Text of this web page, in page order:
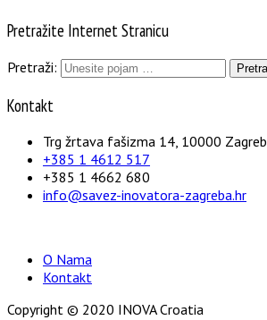
Pretražite Internet Stranicu
Pretraži:
Kontakt
Trg žrtava fašizma 14, 10000 Zagreb
+385 1 4612 517
+385 1 4662 680
info@savez-inovatora-zagreba.hr
O Nama
Kontakt
Copyright © 2020 INOVA Croatia